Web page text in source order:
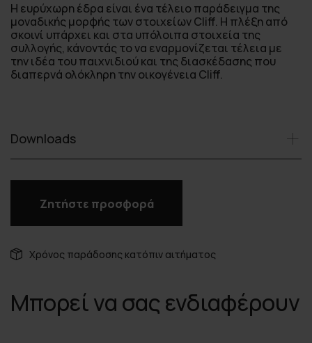
Η ευρύχωρη έδρα είναι ένα τέλειο παράδειγμα της
μοναδικής μορφής των στοιχείων Cliff. Η πλέξη από
σκοινί υπάρχει και στα υπόλοιπα στοιχεία της
συλλογής, κάνοντάς το να εναρμονίζεται τέλεια με
την ιδέα του παιχνιδιού και της διασκέδασης που
διαπερνά ολόκληρη την οικογένεια Cliff.
Downloads
Ζητήστε προσφορά
Χρόνος παράδοσης κατόπιν αιτήματος
Μπορεί να σας ενδιαφέρουν